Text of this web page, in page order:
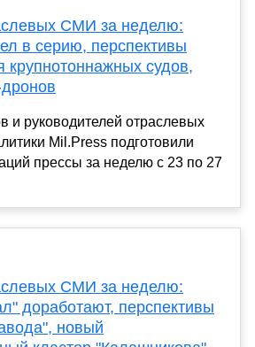
СМИ за неделю:
в серию, перспективы
крупнотоннажных судов,
и руководителей отраслевых
Mil.Press подготовили
прессы за неделю с 23 по 27
СМИ за неделю:
доработают, перспективы
новый